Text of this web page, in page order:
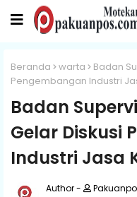
Beranda warta
Badan
Pengembangan Industri
Badan
Gelar Diskusi
Industri Jasa